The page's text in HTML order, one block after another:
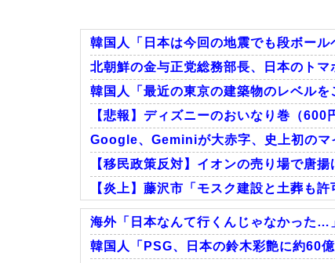
韓国人「日本は今回の地震でも段ボー
北朝鮮の金与正党総務部長、日本のト
韓国人「最近の東京の建築物のレベルを
【悲報】ディズニーのおいなり巻（600
Google、Geminiが大赤字、史上初のマ
【移民政策反対】イオンの売り場で唐
【炎上】藤沢市「モスク建設と土葬も
海外「日本なんて行くんじゃなかった…
韓国人「PSG、日本の鈴木彩艶に約60